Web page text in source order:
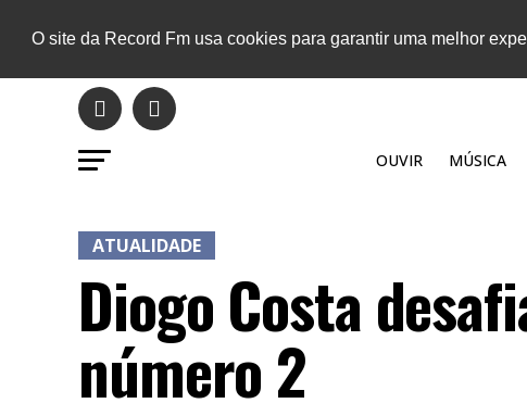
O site da Record Fm usa cookies para garantir uma melhor
OUVIR MÚSICA
ATUALIDADE
Diogo Costa
número 2